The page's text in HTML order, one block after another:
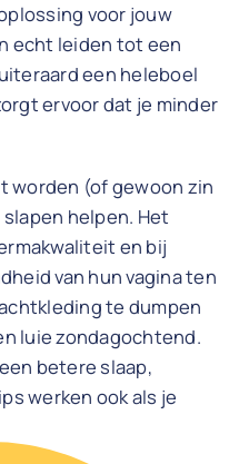
voor jouw
echt leiden tot een
een heleboel
ervoor dat je minder
worden (of gewoon zin
helpen. Het
en bij
van hun vagina ten
te dumpen
luie zondagochtend.
betere slaap,
werken ook als je